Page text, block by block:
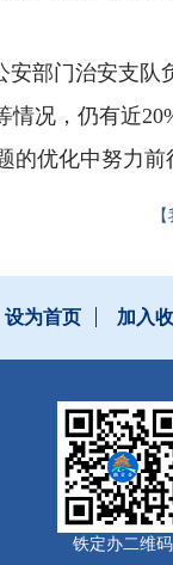
部门治安支
况，仍有近
优化中努力前
设为首页 加入
铁定办二维码